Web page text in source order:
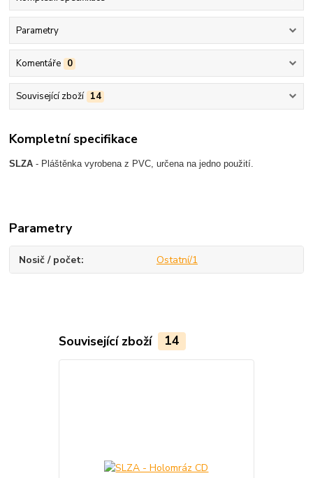
Parametry
Komentáře 0
Související zboží 14
Kompletní specifikace
SLZA - Pláštěnka vyrobena z PVC, určena na jedno použití.
Parametry
Nosič / počet Ostatní/1
Související zboží 14